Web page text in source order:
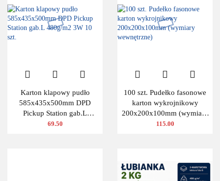
Karton klapowy pudło
585x435x500mm DPD
Pickup Station gab.L
480g/m2 3W 10 szt.
69.50
100 szt. Pudełko fasonowe
karton wykrojnikowy
200x200x100mm (wymiary
wewnętrzne)
115.00